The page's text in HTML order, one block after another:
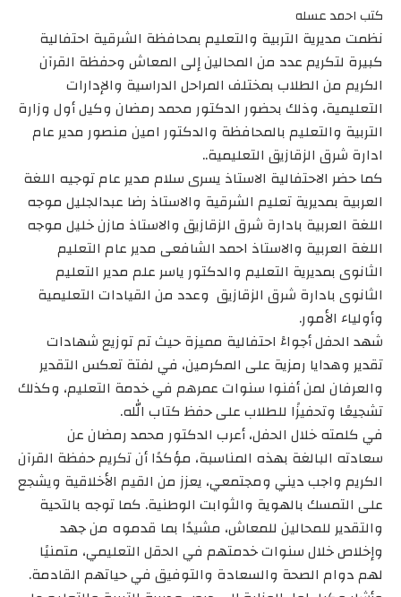
كتب احمد عسله
نظمت مديرية التربية والتعليم بمحافظة الشرقية احتفالية
كبيرة لتكريم عدد من المحالين إلى المعاش وحفظة القرآن
الكريم من الطلاب بمختلف المراحل الدراسية والإدارات
التعليمية، وذلك بحضور الدكتور محمد رمضان وكيل أول وزارة
التربية والتعليم بالمحافظة والدكتور امين منصور مدير عام
ادارة شرق الزقازيق التعليمية..
كما حضر الاحتفالية الاستاذ يسرى سلام مدير عام توجيه اللغة
العربية بمديرية تعليم الشرقية والاستاذ رضا عبدالجليل موجه
اللغة العربية بادارة شرق الزقازيق والاستاذ مازن خليل موجه
اللغة العربية والاستاذ احمد الشافعى مدير عام التعليم
الثانوى بمديرية التعليم والدكتور ياسر علم مدير التعليم
الثانوى بادارة شرق الزقازيق وعدد من القيادات التعليمية
وأولياء الأمور.
شهد الحفل أجواءً احتفالية مميزة حيث تم توزيع شهادات
تقدير وهدايا رمزية على المكرمين، في لفتة تعكس التقدير
والعرفان لمن أفنوا سنوات عمرهم في خدمة التعليم، وكذلك
تشجيعًا وتحفيزًا للطلاب على حفظ كتاب الله.
في كلمته خلال الحفل، أعرب الدكتور محمد رمضان عن
سعادته البالغة بهذه المناسبة، مؤكدًا أن تكريم حفظة القرآن
الكريم واجب ديني ومجتمعي، يعزز من القيم الأخلاقية ويشجع
على التمسك بالهوية والثوابت الوطنية. كما توجه بالتحية
والتقدير للمحالين للمعاش، مشيدًا بما قدموه من جهد
وإخلاص خلال سنوات خدمتهم في الحقل التعليمي، متمنيًا
لهم دوام الصحة والسعادة والتوفيق في حياتهم القادمة.